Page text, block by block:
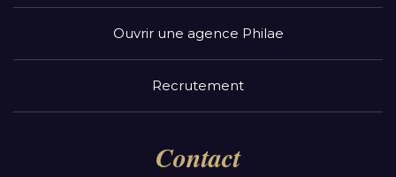
Ouvrir une agence Philae
Recrutement
Contact